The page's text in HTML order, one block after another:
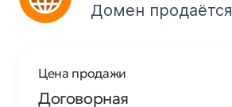
Домен продаётся
Цена продажи
Договорная